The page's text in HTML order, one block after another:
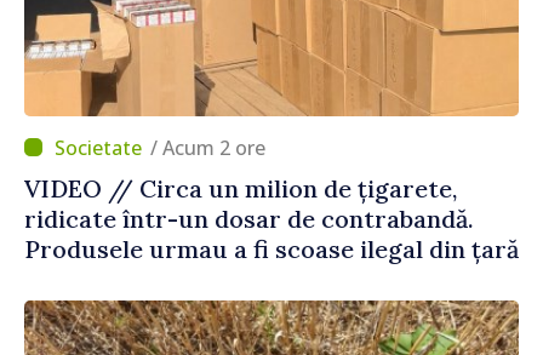
/ Acum 2 ore
VIDEO // Circa un milion de țigarete,
ridicate într-un dosar de contrabandă.
Produsele urmau a fi scoase ilegal din țară